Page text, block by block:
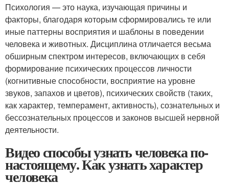
Психология — это наука, изучающая причины и
факторы, благодаря которым сформировались те или
иные паттерны восприятия и шаблоны в поведении
человека и животных. Дисциплина отличается весьма
обширным спектром интересов, включающих в себя
формирование психических процессов личности
(когнитивные способности, восприятие на уровне
звуков, запахов и цветов), психических свойств (таких,
как характер, темперамент, активность), сознательных и
бессознательных процессов и законов высшей нервной
деятельности.
Видео способы узнать человека по-
настоящему. Как узнать характер
человека